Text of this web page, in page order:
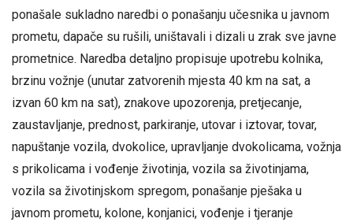
ponašale sukladno naredbi o ponašanju učesnika u javnom
prometu, dapače su rušili, uništavali i dizali u zrak sve javne
prometnice. Naredba detaljno propisuje upotrebu kolnika,
brzinu vožnje (unutar zatvorenih mjesta 40 km na sat, a
izvan 60 km na sat), znakove upozorenja, pretjecanje,
zaustavljanje, prednost, parkiranje, utovar i iztovar, tovar,
napuštanje vozila, dvokolice, upravljanje dvokolicama, vožnja
s prikolicama i vođenje životinja, vozila sa životinjama,
vozila sa životinjskom spregom, ponašanje pješaka u
javnom prometu, kolone, konjanici, vođenje i tjeranje